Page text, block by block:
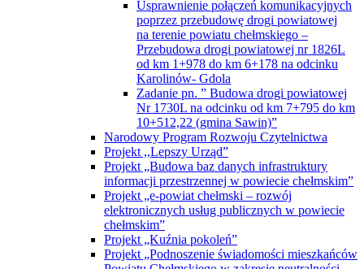
Usprawnienie połączeń komunikacyjnych
poprzez przebudowę drogi powiatowej
na terenie powiatu chełmskiego –
Przebudowa drogi powiatowej nr 1826L
od km 1+978 do km 6+178 na odcinku
Karolinów- Gdola
Zadanie pn. ” Budowa drogi powiatowej
Nr 1730L na odcinku od km 7+795 do km
10+512,22 (gmina Sawin)”
Narodowy Program Rozwoju Czytelnictwa
Projekt ,,Lepszy Urząd”
Projekt „Budowa baz danych infrastruktury
informacji przestrzennej w powiecie chełmskim”
Projekt „e-powiat chełmski – rozwój
elektronicznych usług publicznych w powiecie
chełmskim”
Projekt „Kuźnia pokoleń”
Projekt „Podnoszenie świadomości mieszkańców